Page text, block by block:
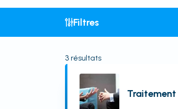
Filtres
3 résultats